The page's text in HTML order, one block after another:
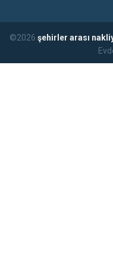
©2026 şehirler arası